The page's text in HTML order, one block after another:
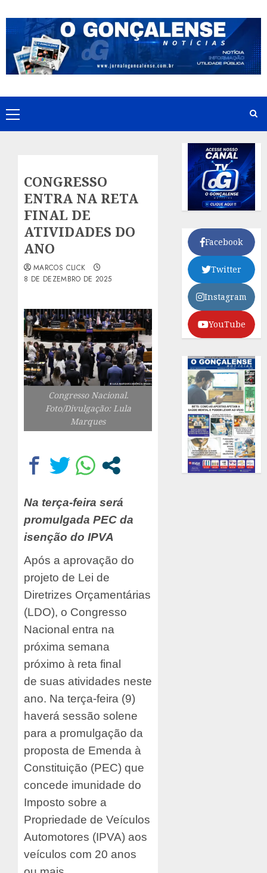
to
content
Primary
Menu
CONGRESSO
ENTRA NA RETA
FINAL DE
ATIVIDADES DO
ANO
MARCOS CLICK
8 DE DEZEMBRO DE 2025
Congresso Nacional.
Foto/Divulgação: Lula
Marques
Na terça-feira será
promulgada PEC da
isenção do IPVA
Após a aprovação do
projeto de Lei de
Diretrizes Orçamentárias
(LDO), o Congresso
Nacional entra na
próxima semana
próximo à reta final
de suas atividades neste
ano. Na terça-feira (9)
haverá sessão solene
para a promulgação da
proposta de Emenda à
Constituição (PEC) que
concede imunidade do
Imposto sobre a
Propriedade de Veículos
Automotores (IPVA) aos
veículos com 20 anos
Facebook
Twitter
Instagram
YouTube